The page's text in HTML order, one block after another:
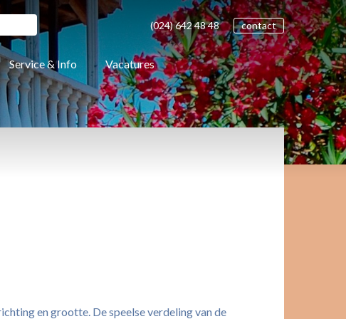
(024)642 4848 contact
Service & Info Vacatures
en grootte. De speelse verdeling van de